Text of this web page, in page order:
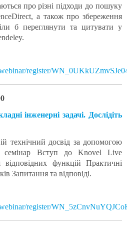
про різні підходи до пошуку
а також про збереження
б переглянути та цитувати у
register/
інженерні задачі. Дослідіть
технічний досвід за допомогою
Вступ до Knovel Live
функцій Практичні
Запитання та відповіді.
register/